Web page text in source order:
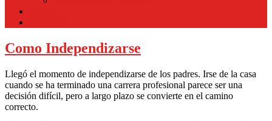
Como Independizarse
Llegó el momento de independizarse de los padres. Irse de la casa
cuando se ha terminado una carrera profesional parece ser una
decisión difícil, pero a largo plazo se convierte en el camino
correcto.